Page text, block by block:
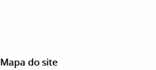
Mapa do site